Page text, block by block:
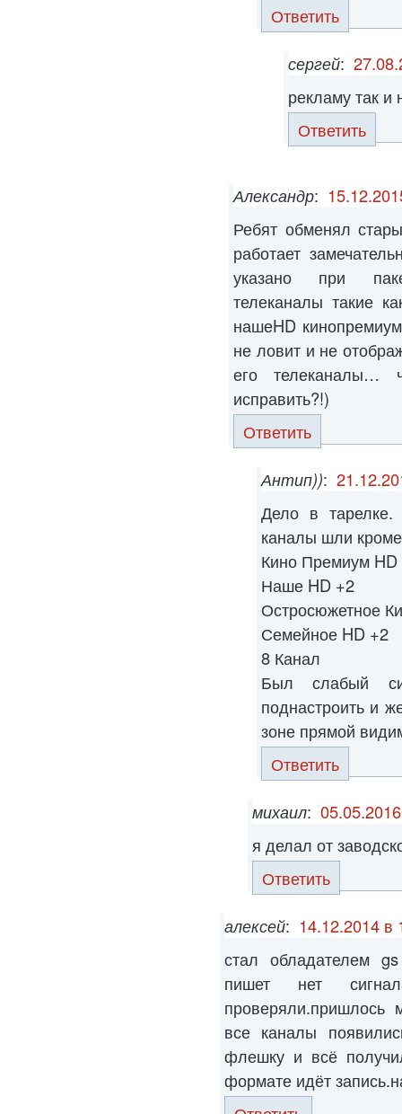
Ответить
сергей:
рекламу так и
Ответить
Александр:
Ребят обменял
работает
указано при
телеканалы такие
нашеHD
не ловит и не
его телеканалы…
исправить?!)
Ответить
Антип)):
Дело в
каналы шли
Кино Премиум HD
Наше HD +2
Остросюжетное
Семейное HD +2
8 Канал
Был слабый
поднастроить и
зоне прямой
Ответить
михаил:
я делал от
Ответить
алексей: 14.12.2014 в
стал обладателем
пишет нет
проверяли.пришлось
все каналы
флешку и всё
формате идёт